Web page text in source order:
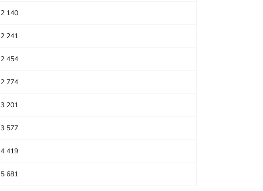
2 140
2 241
2 454
2 774
3 201
3 577
4 419
5 681